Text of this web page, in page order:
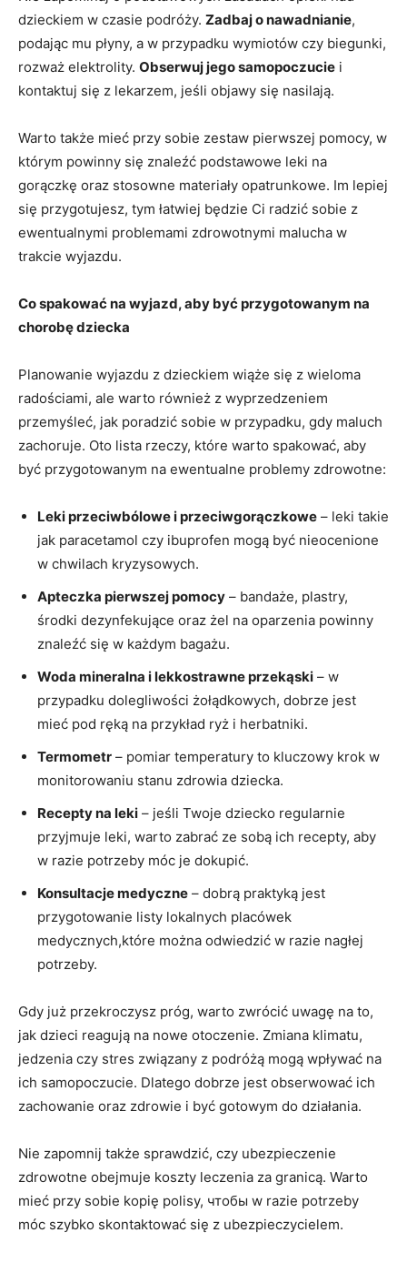
dzieckiem w​ czasie podróży. Zadbaj o‍ nawadnianie,⁣
podając​ mu płyny, a⁢ w przypadku wymiotów czy biegunki,
rozważ elektrolity. Obserwuj jego samopoczucie i
kontaktuj się z lekarzem, jeśli objawy⁣ się nasilają.
Warto także mieć przy sobie zestaw⁤ pierwszej pomocy, w
którym powinny ⁣się znaleźć ⁤podstawowe leki‍ na
gorączkę oraz stosowne‌ materiały opatrunkowe. Im lepiej
się przygotujesz, tym⁢ łatwiej będzie Ci radzić sobie z
ewentualnymi problemami zdrowotnymi malucha w
trakcie wyjazdu.
Co spakować na wyjazd,⁢ aby być przygotowanym⁢ na
chorobę‌ dziecka
Planowanie wyjazdu z dzieckiem wiąże się ⁤z⁢ wieloma
radościami, ale warto również‍ z wyprzedzeniem
przemyśleć, ⁢jak ‍poradzić sobie w przypadku, gdy maluch
zachoruje. Oto ‌lista rzeczy, ‍które warto spakować, aby
być ⁣przygotowanym na⁢ ewentualne problemy zdrowotne:
Leki‍ przeciwbólowe i przeciwgorączkowe – leki takie
jak paracetamol czy ibuprofen mogą⁤ być nieocenione
w chwilach kryzysowych.
Apteczka pierwszej pomocy –‌ bandaże, plastry,
środki dezynfekujące‍ oraz⁤ żel ‌na oparzenia powinny⁢
znaleźć ⁢się w każdym bagażu.
Woda mineralna ​i lekkostrawne przekąski –‍ w
przypadku dolegliwości żołądkowych, ⁣dobrze‍ jest‍
mieć pod ręką na przykład ryż i herbatniki.
Termometr ⁢–‌ pomiar temperatury to kluczowy krok w
monitorowaniu stanu‍ zdrowia⁣ dziecka.
Recepty na leki – jeśli Twoje dziecko regularnie
przyjmuje leki, warto ‌zabrać ze sobą ich ‍recepty, aby⁣
w razie potrzeby ⁢móc je dokupić.
Konsultacje⁢ medyczne – dobrą praktyką ⁣jest
przygotowanie listy​ lokalnych placówek
medycznych,które można odwiedzić w razie ​nagłej
potrzeby.
Gdy już przekroczysz próg,​ warto zwrócić uwagę⁤ na to,⁢
jak dzieci reagują ⁣na nowe otoczenie. Zmiana klimatu,
jedzenia czy stres związany z podróżą ⁣mogą wpływać⁣ na
ich samopoczucie. Dlatego dobrze jest obserwować ich
zachowanie ⁢oraz zdrowie i być gotowym do ‌działania.
Nie⁢ zapomnij także sprawdzić, czy ubezpieczenie
⁤zdrowotne obejmuje koszty leczenia za​ granicą. Warto
mieć przy sobie kopię polisy, чтобы ​w razie ⁢potrzeby
móc szybko skontaktować się z ⁢ubezpieczycielem.